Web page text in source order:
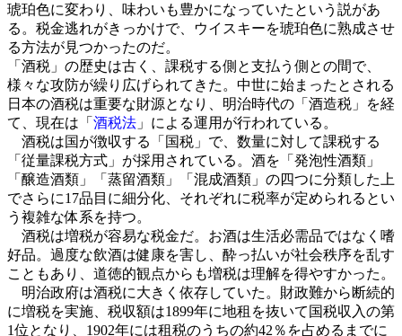
琥珀色に変わり、味わいも豊かになっていたという説があ
る。税金逃れがきっかけで、ウイスキーを琥珀色に熟成させ
る方法が見つかったのだ。
「酒税」の歴史は古く、課税する側と支払う側との間で、
様々な攻防が繰り広げられてきた。中世に始まったとされる
日本の酒税は重要な財源となり、明治時代の「酒造税」を経
て、現在は「 酒税法 」による運用が行われている。
酒税は国が徴収する「国税」で、数量に対して課税する
「従量課税方式」が採用されている。酒を「発泡性酒類」
「醸造酒類」「蒸留酒類」「混成酒類」の四つに分類した上
でさらに17品目に細分化、それぞれに税率が定められるとい
う複雑な体系を持つ。
酒税は増税が容易な税金だ。お酒は生活必需品ではなく嗜
好品。過度な飲酒は健康を害し、酔っ払いが社会秩序を乱す
こともあり、道徳的観点からも増税は理解を得やすかった。
明治政府は酒税に大きく依存していた。財政難から断続的
に増税を実施、税収額は1899年に地租を抜いて国税収入の第
1位となり、1902年には租税のうちの約42％を占めるまでに